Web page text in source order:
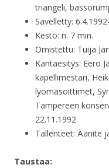
triangeli,
Sävelletty:
Kesto: n. 7 min.
Omistettu: Tuija
Kantaesitys: Eero
kapellimestari,
lyömäsoittimet,
Tampereen
22.11.1992
Tallenteet: Äänite
Taustaa: